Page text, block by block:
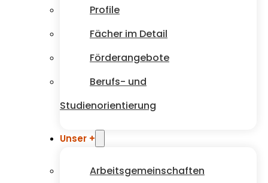
Profile
Fächer im Detail
Förderangebote
Berufs- und
Studienorientierung
Unser +
Arbeitsgemeinschaften